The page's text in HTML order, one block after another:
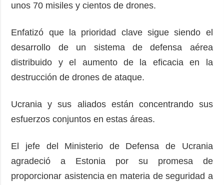
unos 70 misiles y cientos de drones.
Enfatizó que la prioridad clave sigue siendo el
desarrollo de un sistema de defensa aérea
distribuido y el aumento de la eficacia en la
destrucción de drones de ataque.
Ucrania y sus aliados están concentrando sus
esfuerzos conjuntos en estas áreas.
El jefe del Ministerio de Defensa de Ucrania
agradeció a Estonia por su promesa de
proporcionar asistencia en materia de seguridad a